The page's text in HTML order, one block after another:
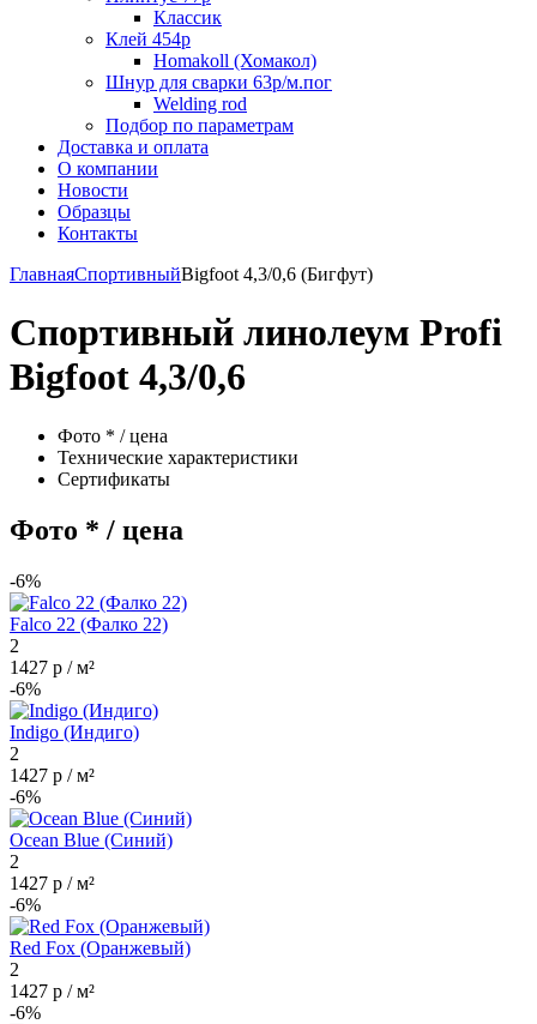
Классик
Клей 454р
Homakoll (Хомакол)
Шнур для сварки 63р/м.пог
Welding rod
Подбор по параметрам
Доставка и оплата
О компании
Новости
Образцы
Контакты
ГлавнаяСпортивныйBigfoot 4,3/0,6 (Бигфут)
Спортивный линолеум Profi
Bigfoot 4,3/0,6
Фото * / цена
Технические характеристики
Сертификаты
Фото * / цена
-6%
Falco 22 (Фалко 22)
2
1427 р / м²
-6%
Indigo (Индиго)
2
1427 р / м²
-6%
Ocean Blue (Синий)
2
1427 р / м²
-6%
Red Fox (Оранжевый)
2
1427 р / м²
-6%